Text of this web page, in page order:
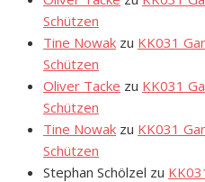
Schützen
Tine Nowak zu KK031
Schützen
Oliver Tacke zu KK031
Schützen
Tine Nowak zu KK031
Schützen
Stephan Schölzel zu